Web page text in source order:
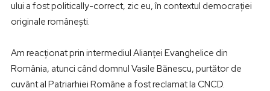
ului a fost politically-correct, zic eu, în contextul democrației
originale românești.
Am reacționat prin intermediul Alianței Evanghelice din
România, atunci când domnul Vasile Bănescu, purtător de
cuvânt al Patriarhiei Române a fost reclamat la CNCD.